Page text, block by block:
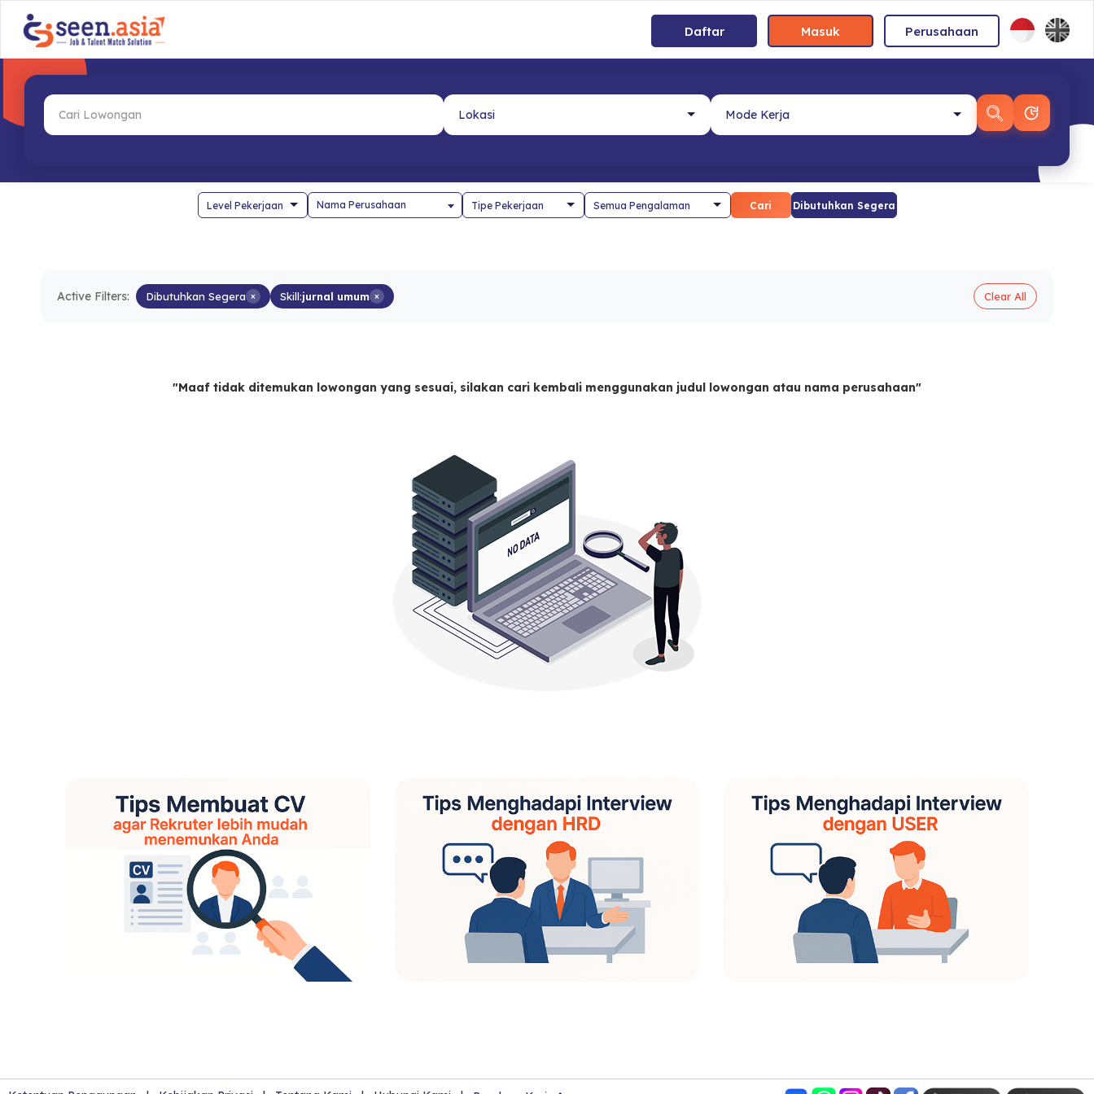
Daftar Masuk Perusahaan
Nama Perusahaan Cari Dibutuhkan Segera
Active Filters: Dibutuhkan Segera × Skill:jurnal umum × Clear All
"Maaf tidak ditemukan lowongan yang sesuai, silakan cari kembali menggunakan judul lowongan atau nama perusahaan"